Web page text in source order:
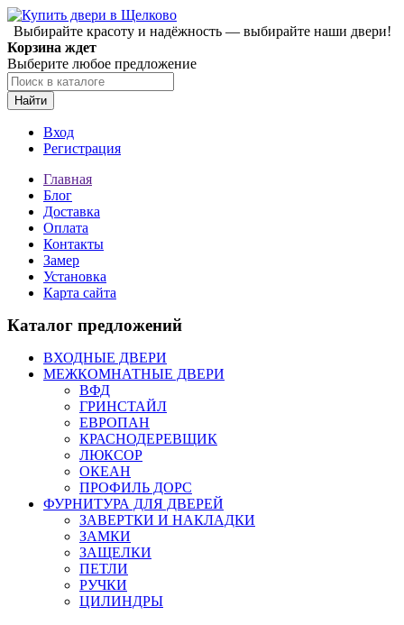
Выбирайте красоту и надёжность — выбирайте наши двери!
Корзина ждет
Выберите любое предложение
Найти
Вход
Регистрация
Главная
Блог
Доставка
Оплата
Контакты
Замер
Установка
Карта сайта
Каталог предложений
ВХОДНЫЕ ДВЕРИ
МЕЖКОМНАТНЫЕ ДВЕРИ
ВФД
ГРИНСТАЙЛ
ЕВРОПАН
КРАСНОДЕРЕВЩИК
ЛЮКСОР
ОКЕАН
ПРОФИЛЬ ДОРС
ФУРНИТУРА ДЛЯ ДВЕРЕЙ
ЗАВЕРТКИ И НАКЛАДКИ
ЗАМКИ
ЗАЩЕЛКИ
ПЕТЛИ
РУЧКИ
ЦИЛИНДРЫ